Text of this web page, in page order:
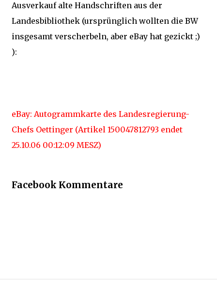
Ausverkauf alte Handschriften aus der
Landesbibliothek (ursprünglich wollten die BW
insgesamt verscherbeln, aber eBay hat gezickt ;)
):
eBay: Autogrammkarte des Landesregierung-
Chefs Oettinger (Artikel 150047812793 endet
25.10.06 00:12:09 MESZ)
Facebook Kommentare